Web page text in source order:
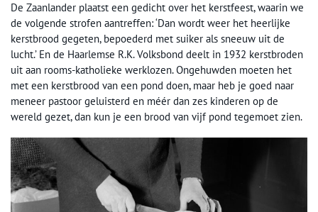
De Zaanlander plaatst een gedicht over het kerstfeest, waarin we
de volgende strofen aantreffen: ‘Dan wordt weer het heerlijke
kerstbrood gegeten, bepoederd met suiker als sneeuw uit de
lucht.’ En de Haarlemse R.K. Volksbond deelt in 1932 kerstbroden
uit aan rooms-katholieke werklozen. Ongehuwden moeten het
met een kerstbrood van een pond doen, maar heb je goed naar
meneer pastoor geluisterd en méér dan zes kinderen op de
wereld gezet, dan kun je een brood van vijf pond tegemoet zien.